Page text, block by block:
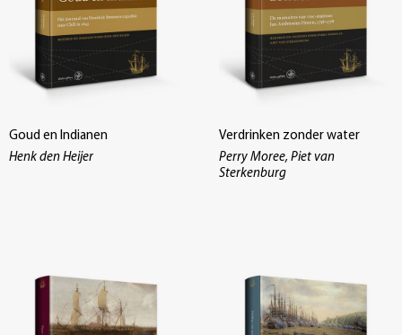
Goud en Indianen
Henk den Heijer
Verdrinken zonder water
Perry Moree, Piet van
Sterkenburg